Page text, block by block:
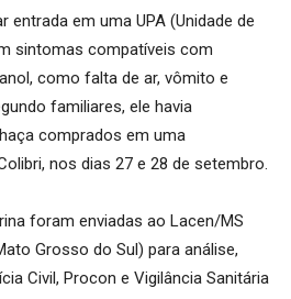
entrada em uma UPA (Unidade de
sintomas compatíveis com
como falta de ar, vômito e
familiares, ele havia
comprados em uma
nos dias 27 e 28 de setembro.
foram enviadas ao Lacen/MS
Grosso do Sul) para análise,
Civil, Procon e Vigilância Sanitária